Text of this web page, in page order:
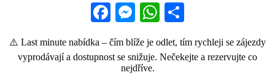
Fa
bo
ok
M
se
ng
W
ts re
⚠️ Last minute nabídka – čím blíže je odlet, tím rychleji se zájezdy
vyprodávají a dostupnost se snižuje. Nečekejte a rezervujte co
nejdříve.